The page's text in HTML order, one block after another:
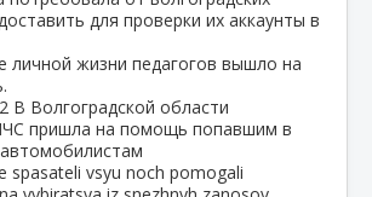
личной жизни педагогов вышло на
В Волгоградской области
пришла на помощь попавшим в